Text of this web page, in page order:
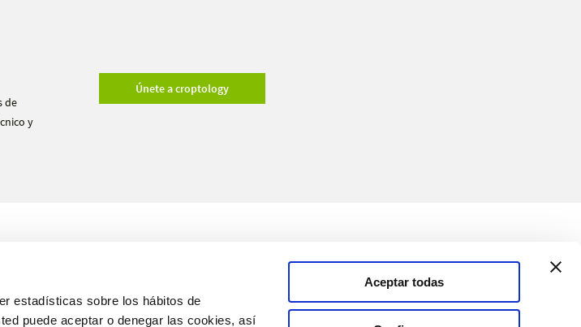
estadísticas sobre los hábitos de
puede aceptar o denegar las cookies, así
Aceptar todas
de
y
Únete a croptology
Hazte distribuidor Canal de comunicación